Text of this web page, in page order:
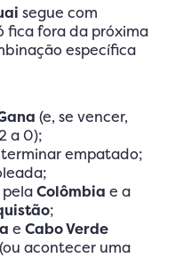
segue com
fica fora da próxima
específica
(e, se vencer,
a 0);
terminar empatado;
Colômbia e a
;
e Cabo Verde
(ou acontecer uma